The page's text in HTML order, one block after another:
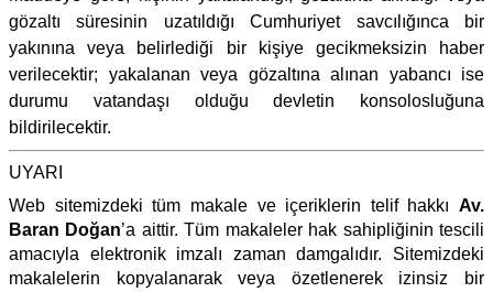
gözaltı süresinin uzatıldığı Cumhuriyet savcılığınca bir
yakınına veya belirlediği bir kişiye gecikmeksizin haber
verilecektir; yakalanan veya gözaltına alınan yabancı ise
durumu vatandaşı olduğu devletin konsolosluğuna
bildirilecektir.
UYARI
Web sitemizdeki tüm makale ve içeriklerin telif hakkı Av.
Baran Doğan’a aittir. Tüm makaleler hak sahipliğinin tescili
amacıyla elektronik imzalı zaman damgalıdır. Sitemizdeki
makalelerin kopyalanarak veya özetlenerek izinsiz bir